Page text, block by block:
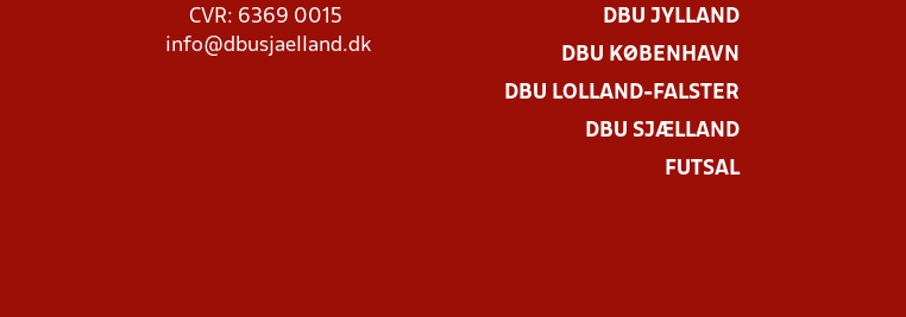
CVR: 6369 0015
info@dbusjaelland.dk
DBU JYLLAND
DBU KØBENHAVN
DBU LOLLAND-FALSTER
DBU SJÆLLAND
FUTSAL